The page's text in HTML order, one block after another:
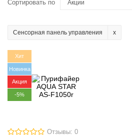
Сортировать по
Сенсорная панель управления
Хит
Новинка
Акция
-5%
Отзывы: 0